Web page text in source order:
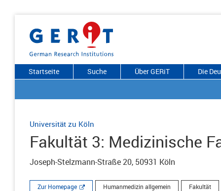
Startseite Suche Über GERiT Die
Universität zu Köln
Fakultät 3: Medizinische
Joseph-Stelzmann-Straße 20, 50931 Köln
Zur Homepage Humanmedizin allgemein Fakultät